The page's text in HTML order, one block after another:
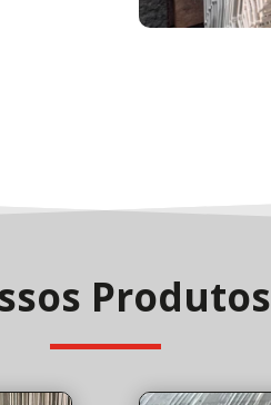
Produtos